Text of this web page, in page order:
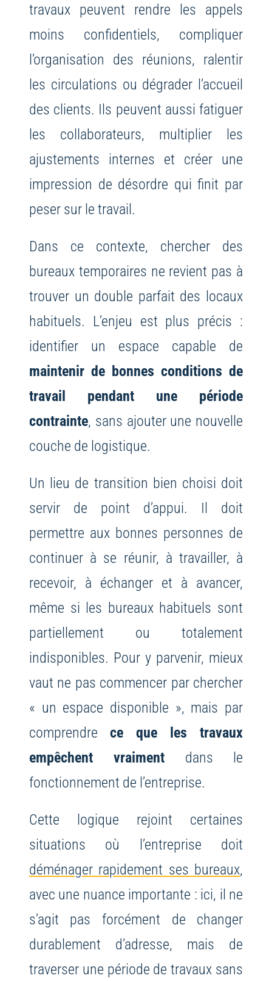
travaux peuvent rendre les appels
moins confidentiels, compliquer
l’organisation des réunions, ralentir
les circulations ou dégrader l’accueil
des clients. Ils peuvent aussi fatiguer
les collaborateurs, multiplier les
ajustements internes et créer une
impression de désordre qui finit par
peser sur le travail.
Dans ce contexte, chercher des
bureaux temporaires ne revient pas à
trouver un double parfait des locaux
habituels. L’enjeu est plus précis :
identifier un espace capable de
maintenir de bonnes conditions de
travail pendant une période
contrainte, sans ajouter une nouvelle
couche de logistique.
Un lieu de transition bien choisi doit
servir de point d’appui. Il doit
permettre aux bonnes personnes de
continuer à se réunir, à travailler, à
recevoir, à échanger et à avancer,
même si les bureaux habituels sont
partiellement ou totalement
indisponibles. Pour y parvenir, mieux
vaut ne pas commencer par chercher
« un espace disponible », mais par
comprendre ce que les travaux
empêchent vraiment dans le
fonctionnement de l’entreprise.
Cette logique rejoint certaines
situations où l’entreprise doit
déménager rapidement ses bureaux,
avec une nuance importante : ici, il ne
s’agit pas forcément de changer
durablement d’adresse, mais de
traverser une période de travaux sans